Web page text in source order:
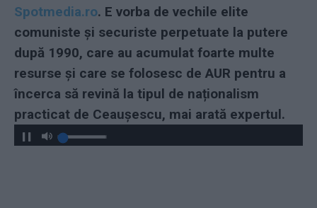
Spotmedia.ro. E vorba de vechile elite
comuniste și securiste perpetuate la putere
după 1990, care au acumulat foarte multe
resurse și care se folosesc de AUR pentru a
încerca să revină la tipul de naționalism
practicat de Ceaușescu, mai arată expertul.